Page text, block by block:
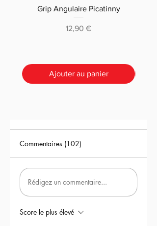
Grip Angulaire Picatinny
Prix
12,90 €
Ajouter au panier
Commentaires (102)
Rédigez un commentaire...
Score le plus élevé